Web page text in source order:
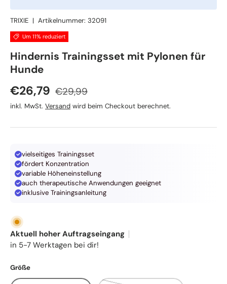
TRIXIE | Artikelnummer: 32091
Um 11% reduziert
TRIXIE
Hindernis Trainingsset mit Pylonen für
Hunde
Verkaufspreis
€26,79 Normaler Preis
€29,99
inkl. MwSt. Versand wird beim Checkout berechnet.
vielseitiges Trainingsset
fördert Konzentration
variable Höheneinstellung
auch therapeutische Anwendungen geeignet
inklusive Trainingsanleitung
Aktuell hoher Auftragseingang
in 5-7 Werktagen bei dir!
Größe